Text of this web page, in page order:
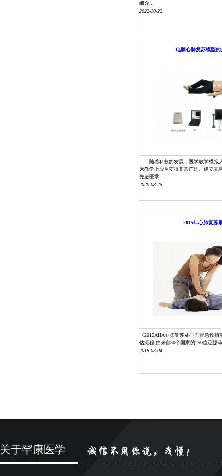
细介...
2022-10-22
电脑心肺复苏模型的
随着科技的发展，医学教学模拟
床教学上应用变得非常广泛。建立完
先进医学...
2020-08-25
2015年心肺复苏
《2015AHA心胨复苏及心血管急救
估流程.由来自30个国家的250位证据
2018-03-04
关于罕康医学